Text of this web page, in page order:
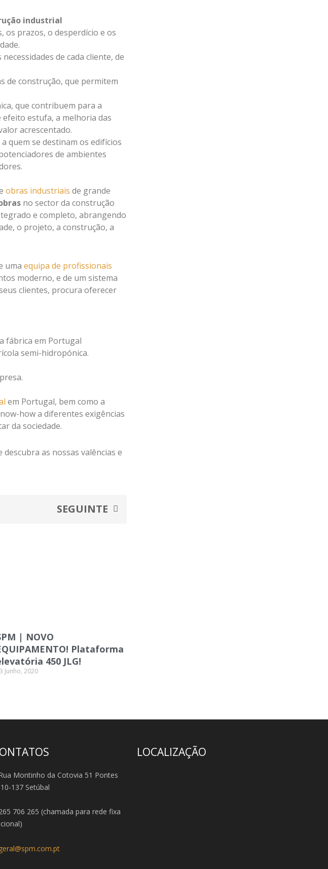
industrial
os prazos, o desperdício e os
de cada cliente, de
de construção, que permitem
que contribuem para a
efeito estufa, a melhoria das
acrescentado.
quem se destinam os edifícios
de ambientes
obras industriais de grande
no sector da construção
e completo, abrangendo
o projeto, a construção, a
uma equipa de profissionais
moderno, e de um sistema
clientes, procura oferecer
fábrica em Portugal
semi-hidropónica.
em Portugal, bem como a
how a diferentes exigências
da sociedade.
descubra as nossas valências e
SEGUINTE
| NOVO
Plataforma
450 JLG!
Junho, 2020
Montinho da Cotovia 51 Pontes
137 Setúbal
706 265 (chamada para rede fixa
geral@spm.com.pt
LOCALIZAÇÃO